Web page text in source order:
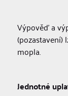
Výpověď a
(pozastavení)
mopla.
Jednotné